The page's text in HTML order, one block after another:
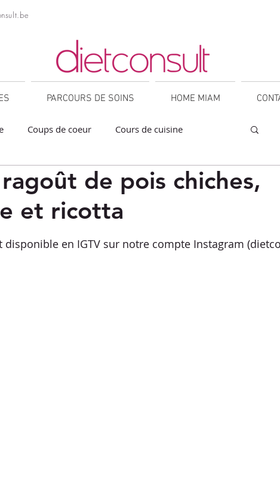
PARCOURS DE SOINS HOME MIAM
Coups de coeur Cours de cuisine
Collations Desserts Entrées
de pois chiches,
et ricotta
5.
disponible en IGTV sur notre compte Instagram